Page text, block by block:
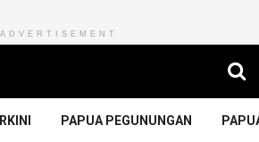
ADVERTISEMENT
PAPUA PEGUNUNGAN